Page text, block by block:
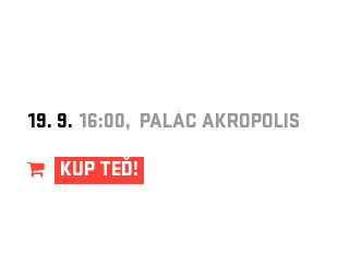
19. 9. 16:00, PALÁC AKROPOLIS
KUP TEĎ!